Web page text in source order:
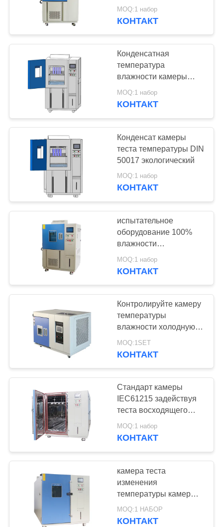
камера испытания
песка и пыли
Камера испытания
брызга воды
камера испытания
озона
34
Промышленные
печи
Прогулка в
относящой к
окружающей среде
камере
температуры
изменения
MOQ:1 набор
КОНТАКТ
Конденсатная
температура
влажности камеры
теста климата
ISO6270-2
MOQ:1 набор
КОНТАКТ
Конденсат камеры
теста температуры DIN
50017 экологический
MOQ:1 набор
КОНТАКТ
испытательное
оборудование 100%
влажности
конденсации камеры
влажности
MOQ:1 набор
КОНТАКТ
Контролируйте камеру
температуры
влажности холодную
горячую/камеру теста
Бенхтоп микроклимата
MOQ:1SET
КОНТАКТ
Стандарт камеры
IEC61215 задействуя
теста восходящего
потока теплого воздуха
RH 40 Градуса цельсия
MOQ:1 набор
КОНТАКТ
камера теста
изменения
температуры камеры
влажности
температуры 1220ltr
MOQ:1 НАБОР
КОНТАКТ